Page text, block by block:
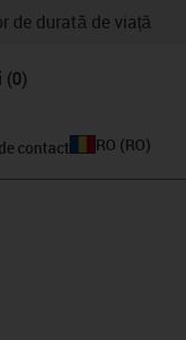
de durată de viață
(0)
contact RO (RO)